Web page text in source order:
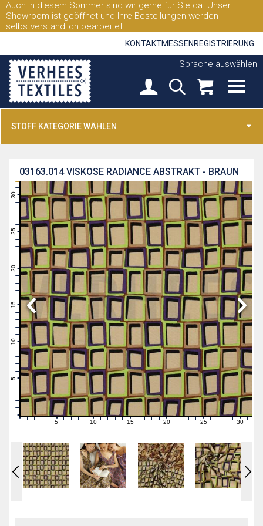
Auch in diesem Sommer sind wir gerne für Sie da. Unser
Showroom ist geöffnet und Ihre Bestellungen werden
selbstverständlich bearbeitet.
KONTAKTMESSEN REGISTRIERUNG
Sprache auswählen
STOFF KATEGORIE WÄHLEN
VISKOSE RADIANCE ABSTRAKT - BRAUN
03163.014
2
5
6
8
9
10
11
13
16
17
20
21
23
26
27
30
1 2 3 4 5 6 7 89 1011121314 15161718192021222324 252627282930 31